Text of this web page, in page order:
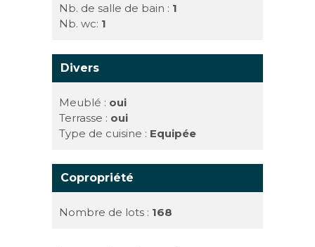
Nb. de salle de bain : 1
Nb. wc: 1
Divers
Meublé : oui
Terrasse : oui
Type de cuisine : Equipée
Copropriété
Nombre de lots : 168